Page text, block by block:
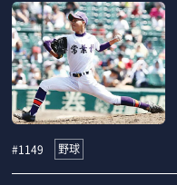
#1149 野球